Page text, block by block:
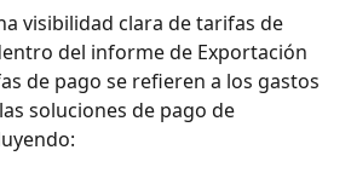
visibilidad clara de tarifas de
del informe de Exportación
de pago se refieren a los gastos
soluciones de pago de